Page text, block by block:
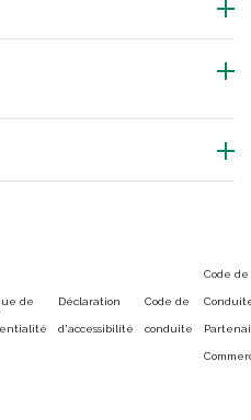
de Déclaration
d'accessibilité
Code de
conduite
Code de